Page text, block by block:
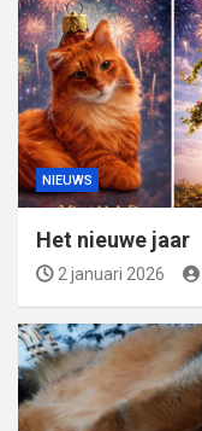
NIEUWS
Het nieuwe jaar
2 januari 2026